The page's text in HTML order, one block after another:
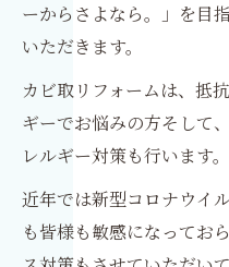
ーからさよなら。」を目
いただきます。
カビ取リフォームは、抵
ギーでお悩みの方そして
レルギー対策も行います。
近年では新型コロナウイ
も皆様も敏感になってお